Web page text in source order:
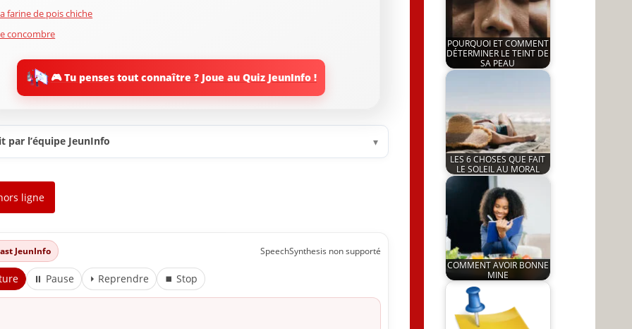
farine de pois chiche
concombre
Si vous utilisez de la papaye, utilisez les graines et la peau
Ne sortez pas avec le masque
jus de carotte
pamplemousse : l’agrume detox
curcuma
des nashis (ou « poires asiatiques ») dans votre masque
un masque à l’ananas
un masque aux figues
de l’huile d’amla (ou « groseille indienne »)
🎮 Tu penses tout connaître ? Joue au Quiz JeunInfo !
par l’équipe JeunInfo ▾
ligne
JeunInfo SpeechSynthesis non supporté
⏸ Pause ⏵ Reprendre ⏹ Stop
POURQUOI ET COMMENT
DÉTERMINER LE TEINT DE
SA PEAU
by
13 July 2022
LES 6 CHOSES QUE FAIT
LE SOLEIL AU MORAL
by
JeunInfo.J.l.
22 March 2026
COMMENT AVOIR BONNE
MINE
by
JeunInfo.J.l.